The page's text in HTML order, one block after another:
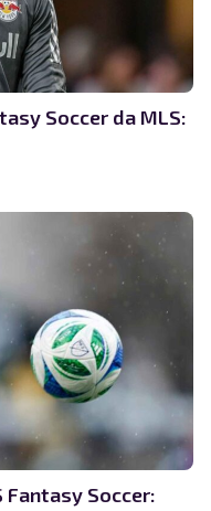
Soccer da MLS:
Fantasy Soccer: